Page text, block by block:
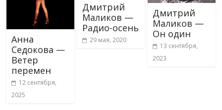
Анна
Седокова —
Ветер
перемен
12 сентября,
2025
Дмитрий
Маликов —
Радио-осень
29 мая, 2020
Дмитрий
Маликов —
Он один
13 сентября,
2023